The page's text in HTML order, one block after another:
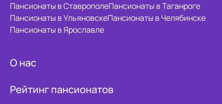
Пансионаты в СтаврополеПансионаты в Таганроге
Пансионаты в УльяновскеПансионаты в Челябинске
Пансионаты в Ярославле
О нас
Рейтинг пансионатов